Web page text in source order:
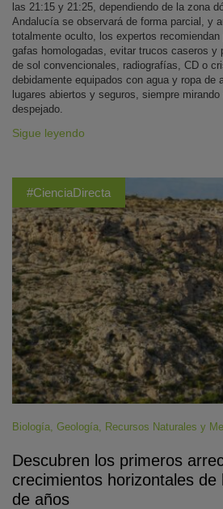
las 21:15 y 21:25, dependiendo de la zona
Andalucía se observará de forma parcial, y
totalmente oculto, los expertos
gafas homologadas, evitar trucos caseros y
de sol convencionales, radiografías, CD o
debidamente equipados con agua y ropa de
lugares abiertos y seguros, siempre
despejado.
Sigue leyendo
#CienciaDirecta
Biología Geología Recursos Naturales y
Descubren los primeros
crecimientos horizontales de
de años